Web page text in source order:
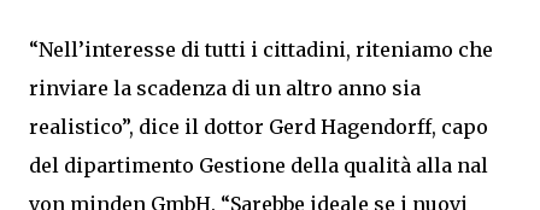
“Nell’interesse di tutti i cittadini, riteniamo che
rinviare la scadenza di un altro anno sia
realistico”, dice il dottor Gerd Hagendorff, capo
del dipartimento Gestione della qualità alla nal
von minden GmbH. “Sarebbe ideale se i nuovi